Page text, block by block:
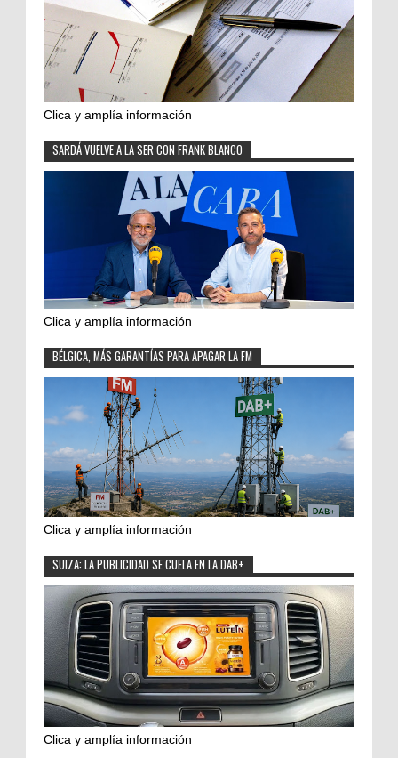
Clica y amplía información
SARDÁ VUELVE A LA SER CON FRANK BLANCO
Clica y amplía información
BÉLGICA, MÁS GARANTÍAS PARA APAGAR LA FM
Clica y amplía información
SUIZA: LA PUBLICIDAD SE CUELA EN LA DAB+
Clica y amplía información